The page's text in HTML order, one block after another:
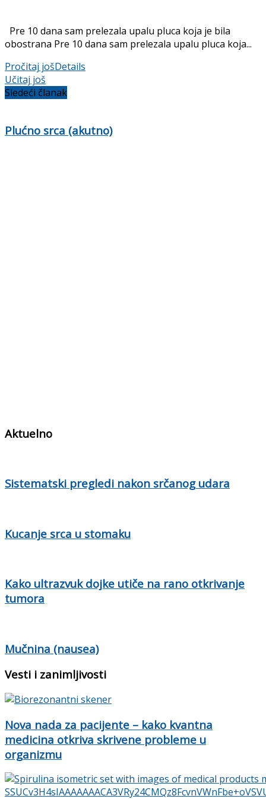
Pre 10 dana sam prelezala upalu pluca koja je bila
obostrana Pre 10 dana sam prelezala upalu pluca koja...
Pročitaj jošDetails
Učitaj još
Sledeći članak
Plućno srca (akutno)
Aktuelno
Sistematski pregledi nakon srčanog udara
Kucanje srca u stomaku
Kako ultrazvuk dojke utiče na rano otkrivanje
tumora
Mučnina (nausea)
Vesti i zanimljivosti
Nova nada za pacijente – kako kvantna
medicina otkriva skrivene probleme u
organizmu